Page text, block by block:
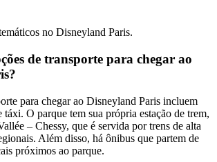
no Disneyland Paris.
de transporte para chegar ao
para chegar ao Disneyland Paris incluem
táxi. O parque tem sua própria estação de trem,
– Chessy, que é servida por trens de alta
Além disso, há ônibus que partem de
próximos ao parque.